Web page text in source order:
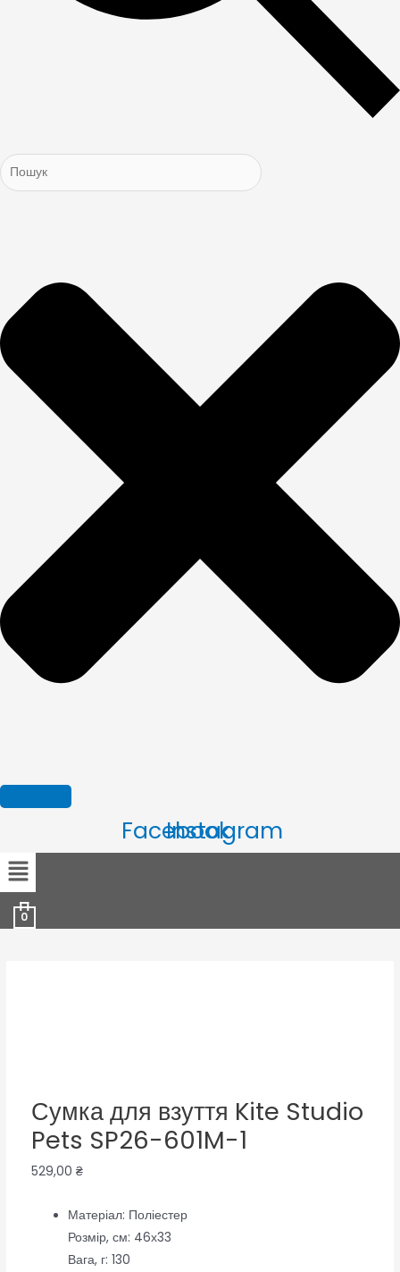
Facebook
Instagram
Menu
0
Сумка для взуття Kite Studio
Pets SP26-601M-1
529,00 ₴
Матеріал: Поліестер
Розмір, см: 46х33
Вага, г: 130